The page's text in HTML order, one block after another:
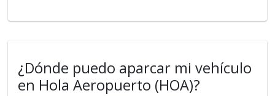
¿Dónde puedo aparcar mi vehículo
en Hola Aeropuerto (HOA)?